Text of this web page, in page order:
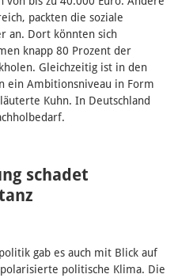
packten die soziale
an. Dort könnten sich
knapp 80 Prozent der
Gleichzeitig ist in den
ein Ambitionsniveau in Form
Kuhn. In Deutschland
schadet
gab es auch mit Blick auf
politische Klima. Die